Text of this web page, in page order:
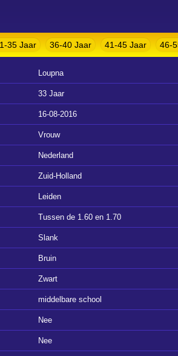
35 Jaar 36-40 Jaar 41-45 Jaar 46-
Loupna
33 Jaar
16-08-2016
Vrouw
Nederland
Zuid-Holland
Leiden
Tussen de 1.60 en 1.70
Slank
Bruin
Zwart
middelbare school
Nee
Nee